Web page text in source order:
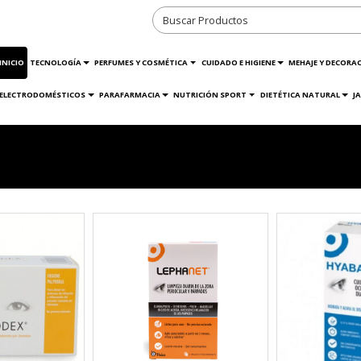
INICIO TECNOLOGÍA PERFUMES Y COSMÉTICA CUIDADO E HIGIENE MEHAJE Y
ELECTRODOMÉSTICOS PARAFARMACIA NUTRICIÓN SPORT DIETÉTICA NATURAL